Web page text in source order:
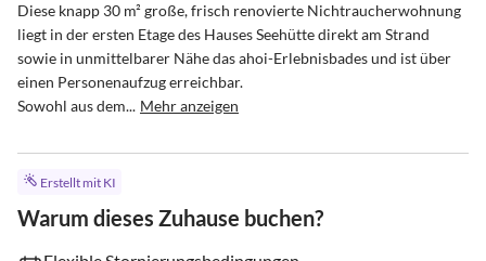
Diese knapp 30 m² große, frisch renovierte Nichtraucherwohnung
liegt in der ersten Etage des Hauses Seehütte direkt am Strand
sowie in unmittelbarer Nähe das ahoi-Erlebnisbades und ist über
einen Personenaufzug erreichbar.
Sowohl aus dem... Mehr anzeigen
Erstellt mit KI
Warum dieses Zuhause buchen?